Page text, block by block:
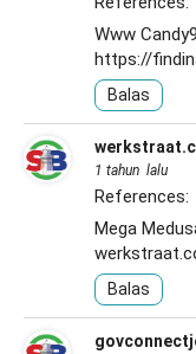
Www
https://
Balas
1 tahun lalu
References:
Mega
Balas